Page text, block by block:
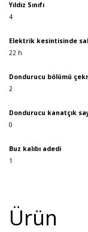
Yıldız Sınıfı
4
Elektrik kesintisinde
22 h
Dondurucu bölümü
2
Dondurucu kanatçık
0
Buz kalıbı adedi
1
Ürün